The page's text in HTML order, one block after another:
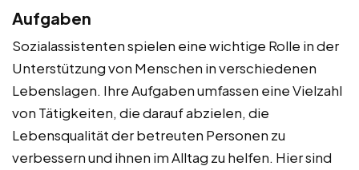
Aufgaben
Sozialassistenten spielen eine wichtige Rolle in der
Unterstützung von Menschen in verschiedenen
Lebenslagen. Ihre Aufgaben umfassen eine Vielzahl
von Tätigkeiten, die darauf abzielen, die
Lebensqualität der betreuten Personen zu
verbessern und ihnen im Alltag zu helfen. Hier sind